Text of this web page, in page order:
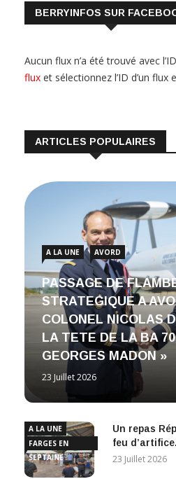
BERRYINFOS SUR
Aucun flux n’a été trouvé avec
flux et sélectionnez l’ID d’un flux
ARTICLES POPULAIRES
A LA UNE AVORD
PASSAGE DE
STRATEGIQUE A
COLONEL NICOLAS
LA TETE DE LA BA
GEORGES MADON »
23 Juillet 2026
A LA UNE
FARGES EN
SEPTAINE
Un repas
feu d’artifice.
23 Juillet 2026